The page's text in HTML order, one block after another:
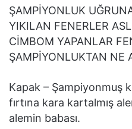
ŞAMPİYONLUK
YIKILAN FENERLER
CİMBOM YAPANLAR
ŞAMPİYONLUKTAN NE
Kapak – Şampiyonmuş
fırtına kara kartalmış
alemin babası.